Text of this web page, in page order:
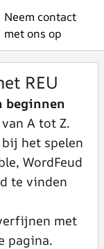
Neem contact
met ons op
REU
beginnen
A tot Z.
het spelen
WordFeud
te vinden
met
pagina.